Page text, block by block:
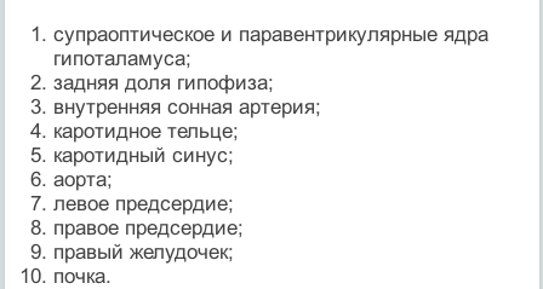
супраоптическое и паравентрикулярные ядра
гипоталамуса;
задняя доля гипофиза;
внутренняя сонная артерия;
каротидное тельце;
каротидный синус;
аорта;
левое предсердие;
правое предсердие;
правый желудочек;
почка.